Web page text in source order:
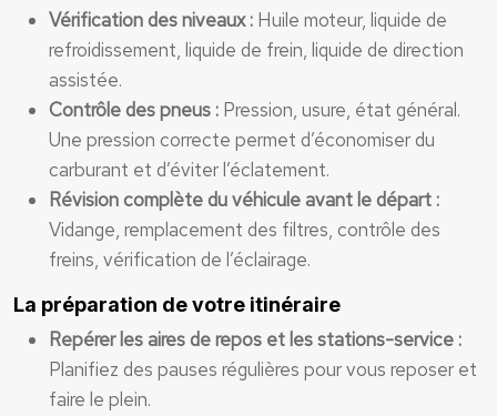
Vérification des niveaux : Huile moteur, liquide de
refroidissement, liquide de frein, liquide de direction
assistée.
Contrôle des pneus : Pression, usure, état général.
Une pression correcte permet d’économiser du
carburant et d’éviter l’éclatement.
Révision complète du véhicule avant le départ :
Vidange, remplacement des filtres, contrôle des
freins, vérification de l’éclairage.
La préparation de votre itinéraire
Repérer les aires de repos et les stations-service :
Planifiez des pauses régulières pour vous reposer et
faire le plein.